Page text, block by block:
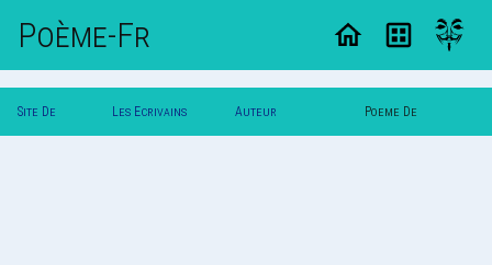
Poème-Fr
Site De Les Ecrivains Auteur Poeme De